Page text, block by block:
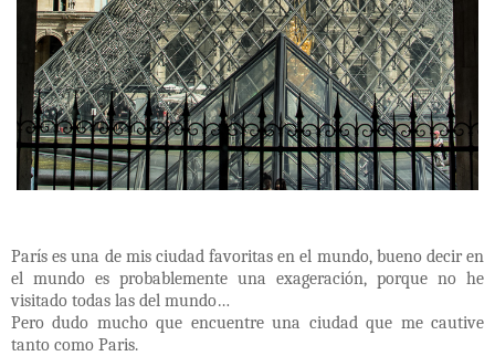
París es una de mis ciudad favoritas en el mundo, bueno decir en
el mundo es probablemente una exageración, porque no he
visitado todas las del mundo…
Pero dudo mucho que encuentre una ciudad que me cautive
tanto como Paris.